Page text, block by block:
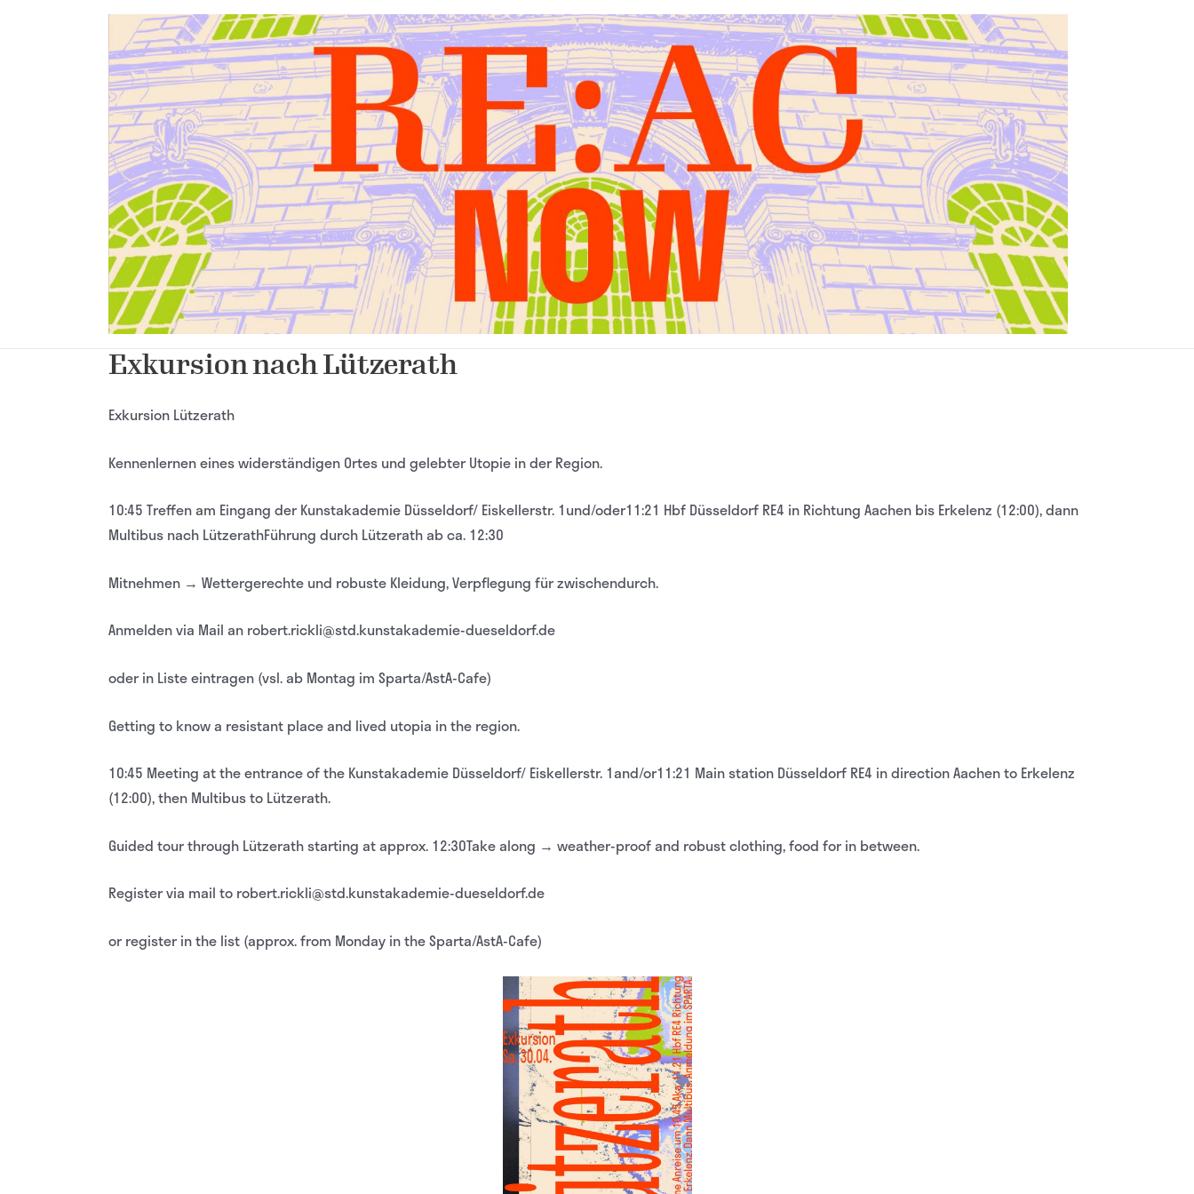
Exkursion nach Lützerath
Exkursion Lützerath
Kennenlernen eines widerständigen Ortes und gelebter Utopie in der Region.
10:45 Treffen am Eingang der Kunstakademie Düsseldorf/ Eiskellerstr. 1und/oder11:21 Hbf Düsseldorf RE4 in Richtung Aachen bis Erkelenz (12:00), dann
Multibus nach LützerathFührung durch Lützerath ab ca. 12:30
Mitnehmen → Wettergerechte und robuste Kleidung, Verpflegung für zwischendurch.
Anmelden via Mail an robert.rickli@std.kunstakademie-dueseldorf.de
oder in Liste eintragen (vsl. ab Montag im Sparta/AstA-Cafe)
Getting to know a resistant place and lived utopia in the region.
10:45 Meeting at the entrance of the Kunstakademie Düsseldorf/ Eiskellerstr. 1and/or11:21 Main station Düsseldorf RE4 in direction Aachen to Erkelenz
(12:00), then Multibus to Lützerath.
Guided tour through Lützerath starting at approx. 12:30Take along → weather-proof and robust clothing, food for in between.
Register via mail to robert.rickli@std.kunstakademie-dueseldorf.de
or register in the list (approx. from Monday in the Sparta/AstA-Cafe)